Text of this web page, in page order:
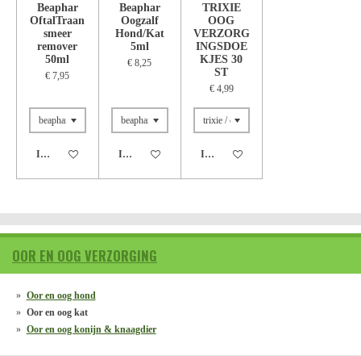
Beaphar
OftalTraan
smeer
remover
50ml
€ 7,95
In winkelwagen
Beaphar
Oogzalf
Hond/Kat
5ml
€ 8,25
In winkelwagen
TRIXIE
OOG
VERZORG
INGSDOE
KJES 30
ST
€ 4,99
In winkelwagen
OOR EN OOG VERZORGING
Oor en oog hond
Oor en oog kat
Oor en oog konijn & knaagdier